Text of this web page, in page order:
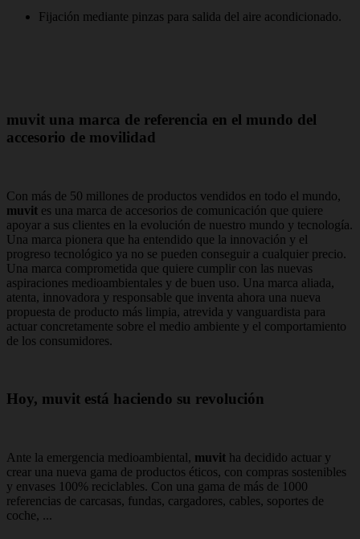
Fijación mediante pinzas para salida del aire acondicionado.
muvit una marca de referencia en el mundo del
accesorio de movilidad
Con más de 50 millones de productos vendidos en todo el mundo,
muvit es una marca de accesorios de comunicación que quiere
apoyar a sus clientes en la evolución de nuestro mundo y tecnología.
Una marca pionera que ha entendido que la innovación y el
progreso tecnológico ya no se pueden conseguir a cualquier precio.
Una marca comprometida que quiere cumplir con las nuevas
aspiraciones medioambientales y de buen uso. Una marca aliada,
atenta, innovadora y responsable que inventa ahora una nueva
propuesta de producto más limpia, atrevida y vanguardista para
actuar concretamente sobre el medio ambiente y el comportamiento
de los consumidores.
Hoy, muvit está haciendo su revolución
Ante la emergencia medioambiental, muvit ha decidido actuar y
crear una nueva gama de productos éticos, con compras sostenibles
y envases 100% reciclables. Con una gama de más de 1000
referencias de carcasas, fundas, cargadores, cables, soportes de
coche, ...